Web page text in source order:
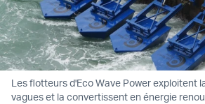
Les flotteurs d'Eco Wave Power exploitent
vagues et la convertissent en énergie